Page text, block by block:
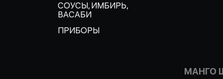
СОУСЫ, ИМБИРЬ,
ВАСАБИ
ПРИБОРЫ
МАНГО